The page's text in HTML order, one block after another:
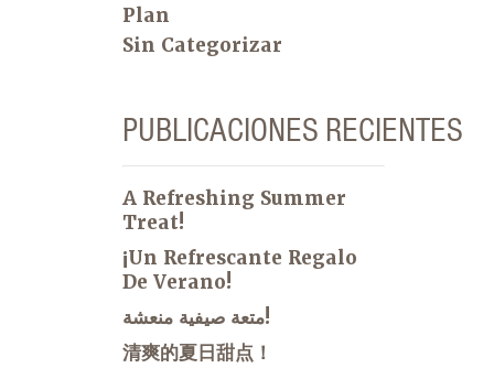
Plan
Sin Categorizar
PUBLICACIONES RECIENTES
A Refreshing Summer
Treat!
¡Un Refrescante Regalo
De Verano!
متعة صيفية منعشة!
清爽的夏日甜点！